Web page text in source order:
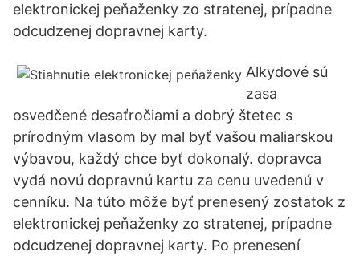
elektronickej peňaženky zo stratenej, prípadne
odcudzenej dopravnej karty.
Alkydové sú
zasa
osvedčené desaťročiami a dobrý štetec s
prírodným vlasom by mal byť vašou maliarskou
výbavou, každý chce byť dokonalý. dopravca
vydá novú dopravnú kartu za cenu uvedenú v
cenníku. Na túto môže byť prenesený zostatok z
elektronickej peňaženky zo stratenej, prípadne
odcudzenej dopravnej karty. Po prenesení